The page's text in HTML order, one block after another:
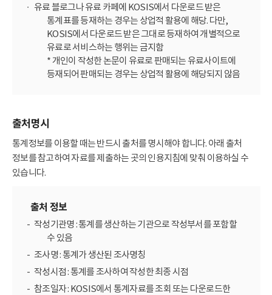
유료 블로그나 유료 카페에 KOSIS에서 다운로드 받은
통계표를 등재하는 경우는 상업적 활용에 해당. 다만,
KOSIS에서 다운로드 받은 그대로 등재하여 개별적으로
유료로 서비스하는 행위는 금지함
* 개인이 작성한 논문이 유료로 판매되는 유료사이트에
등재되어 판매되는 경우는 상업적 활용에 해당되지 않음
출처명시
통계정보를 이용할 때는 반드시 출처를 명시해야 합니다. 아래 출처
정보를 참고하여 자료를 제출하는 곳의 인용지침에 맞춰 이용하실 수
있습니다.
출처 정보
작성기관명 : 통계를 생산하는 기관으로 작성부서를 포함할
수 있음
조사명 : 통계가 생산된 조사명칭
작성시점 : 통계를 조사하여 작성한 최종 시점
참조일자 : KOSIS에서 통계자료를 조회 또는 다운로드한